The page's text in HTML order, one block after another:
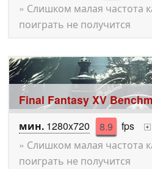
» Слишком малая частота
поиграть не получится
Final Fantasy XV
мин. 1280x720 8.9 fps +
» Слишком малая частота
поиграть не получится